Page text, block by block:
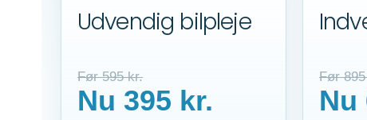
Udvendig bilpleje
Før 595 kr.
Nu 395 kr.
Før
Nu